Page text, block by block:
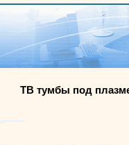
ТВ тумбы под